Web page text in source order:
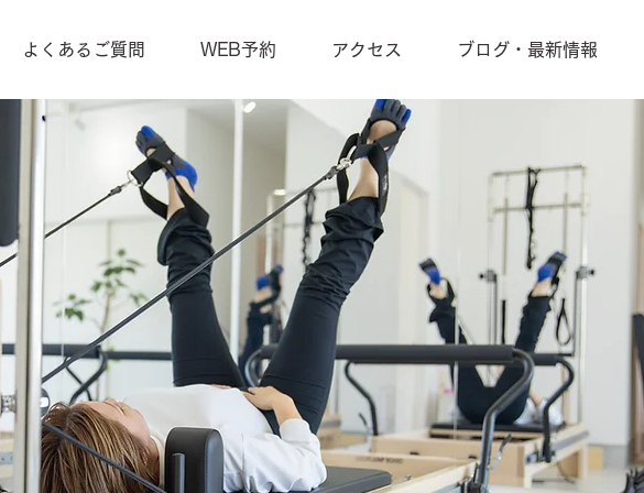
よくあるご質問 WEB予約 アクセス ブログ・最新情報